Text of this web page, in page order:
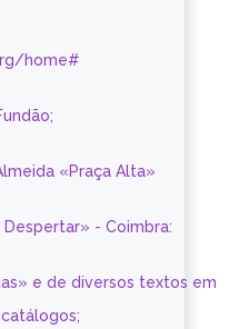
home#
«Praça Alta»
- Coimbra:
e de diversos textos em